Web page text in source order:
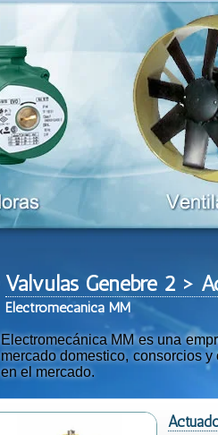
Valvulas Genebre 2 >
Electromecanica MM
Electromecánica MM es una
mercado domestico, consorcios
en el mercado.